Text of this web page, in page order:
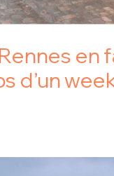
en
d’un